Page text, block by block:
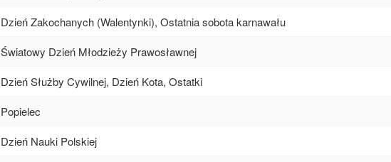
Dzień Zakochanych (Walentynki), Ostatnia sobota karnawału
Światowy Dzień Młodzieży Prawosławnej
Dzień Służby Cywilnej, Dzień Kota, Ostatki
Popielec
Dzień Nauki Polskiej